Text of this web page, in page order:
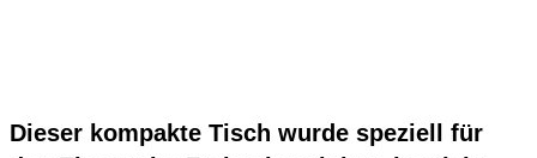
Dieser kompakte Tisch wurde speziell für